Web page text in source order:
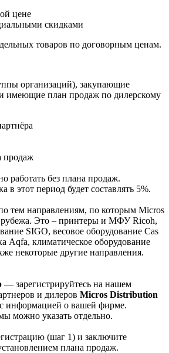
цене
скидками
товаров по договорным ценам.
организаций), закупающие
имеющие план продаж по дилерскому
продаж
работать без плана продаж.
в этот период будет составлять 5%.
тем направлениям, по которым Micros
рубежа. Это – принтеры и МФУ Ricoh,
SIGO, весовое оборудование Cas
Aqfa, климатическое оборудование
некоторые другие направления.
— зарегистрируйтесь на нашем
и дилеров Micros Distribution
информацией о вашей фирме.
можно указать отдельно.
(шаг 1) и заключите
плана продаж.